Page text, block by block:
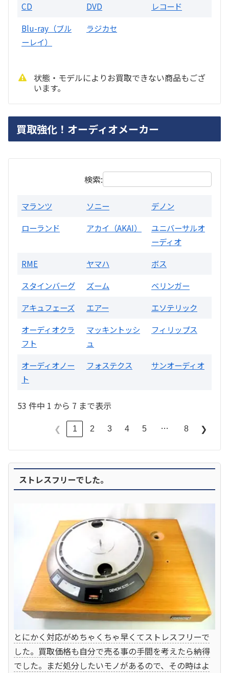
PMA-1500AE プリメインアンプ
買取価格： お問合せください
CD DVD
レコード
Blu-ray（ブル
ーレイ）
ラジカセ
状態・モデルによりお買取できない商品もござ
います。
買取強化！オーディオメーカー
検索:
マランツ ソニー
デノン
ローランド
アカイ（AKAI）
ユニバーサルオ
ーディオ
RME
ヤマハ
ボス
スタインバーグ
ズーム
ベリンガー
アキュフェーズ
エアー
エソテリック
オーディオクラ
フト
マッキントッシ
ュ
フィリップス
オーディオノー
ト
フォステクス サンオーディオ
53 件中 1 から 7 まで表示
❮ 1 2 3 4 5 … 8 ❯
ストレスフリーでした。
とにかく対応がめちゃくちゃ早くてストレスフリーで
した。買取価格も自分で売る事の手間を考えたら納得
でした。まだ処分したいモノがあるので、その時はよ